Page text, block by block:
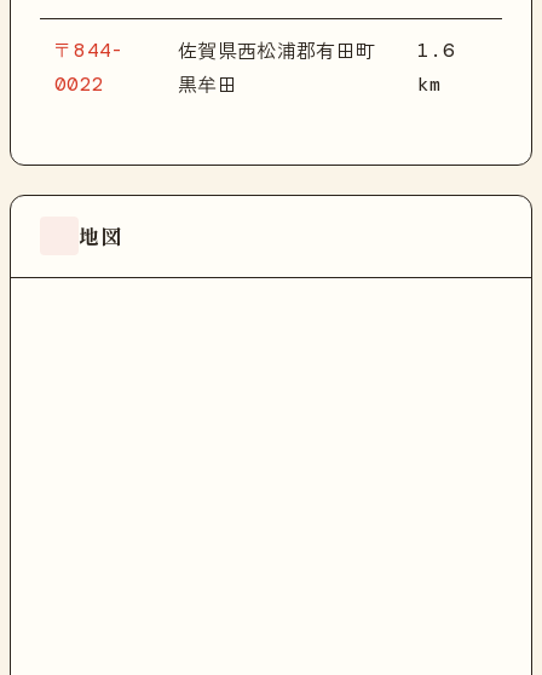
〒844-
0022
佐賀県西松浦郡有田町
黒牟田
1.6
km
地図